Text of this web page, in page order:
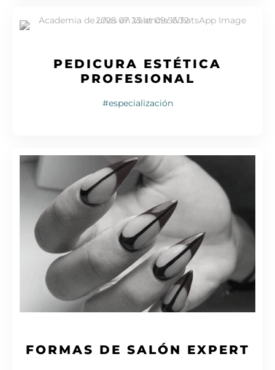
PEDICURA ESTÉTICA
PROFESIONAL
#especialización
FORMAS DE SALÓN EXPERT